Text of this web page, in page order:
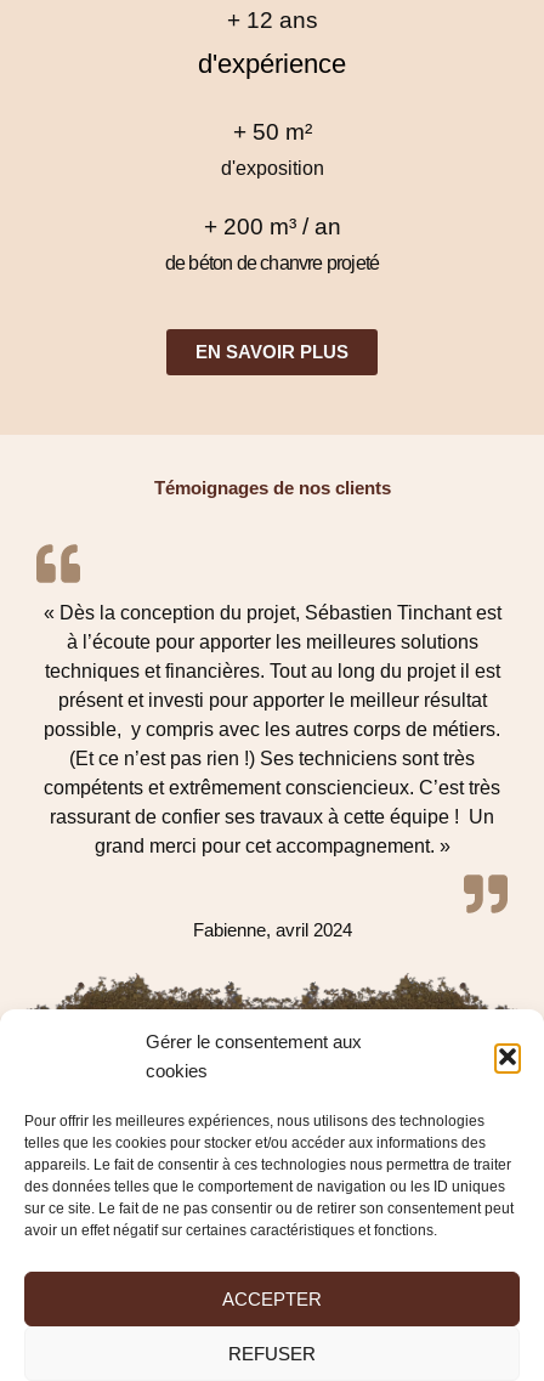
Gérer le consentement aux
cookies
Pour offrir les meilleures expériences, nous utilisons des technologies
telles que les cookies pour stocker et/ou accéder aux informations des
appareils. Le fait de consentir à ces technologies nous permettra de traiter
des données telles que le comportement de navigation ou les ID uniques
sur ce site. Le fait de ne pas consentir ou de retirer son consentement peut
avoir un effet négatif sur certaines caractéristiques et fonctions.
ACCEPTER
REFUSER
d'expérience
+ 12 ans
d'exposition
+ 50 m²
de béton de chanvre projeté
+ 200 m³ / an
EN SAVOIR PLUS
Témoignages de nos clients
« Dès la conception du projet, Sébastien Tinchant est
à l’écoute pour apporter les meilleures solutions
techniques et financières. Tout au long du projet il est
présent et investi pour apporter le meilleur résultat
possible, y compris avec les autres corps de métiers.
(Et ce n’est pas rien !) Ses techniciens sont très
compétents et extrêmement consciencieux. C’est très
rassurant de confier ses travaux à cette équipe ! Un
grand merci pour cet accompagnement. »
Fabienne, avril 2024
Venez nous rencontrer dans notre showroom
CLIQUEZ ICI
La solution éco-responsable pour votre construction ou